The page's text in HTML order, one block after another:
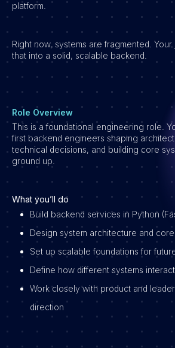
Vacatures
platform.
Right now, systems are fragmented.
that into a solid, scalable backend.
Role Overview
This is a foundational engineering role.
first backend engineers shaping
technical decisions, and building core
ground up.
What you’ll do
Build backend services in Python
Design system architecture and
Set up scalable foundations for
Define how different systems interact
Work closely with product and
direction